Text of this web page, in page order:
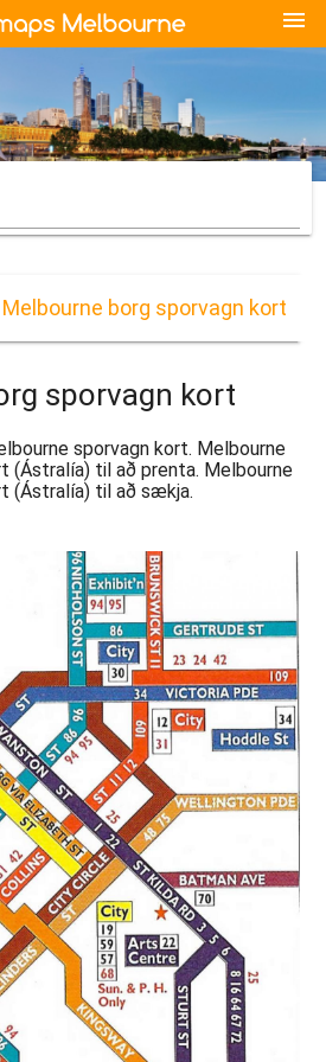
menu
Melbourne borg sporvagn kort
sporvagn kort
sporvagn kort. Melbourne
(Ástralía) til að prenta. Melbourne
(Ástralía) til að sækja.